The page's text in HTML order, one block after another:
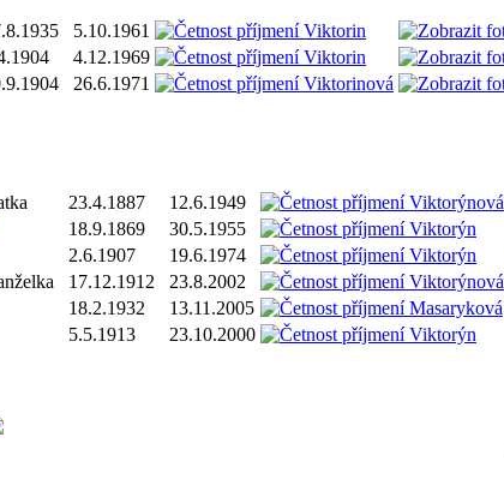
5.10.1961
4.12.1969
26.6.1971
23.4.1887
12.6.1949
18.9.1869
30.5.1955
2.6.1907
19.6.1974
17.12.1912
23.8.2002
18.2.1932
13.11.2005
5.5.1913 23.10.2000